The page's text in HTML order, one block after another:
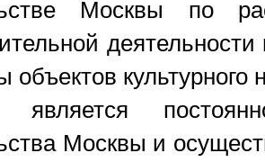
Москвы по
объектов
является
Москвы и